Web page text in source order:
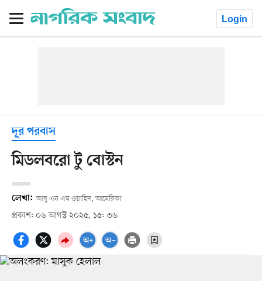
Login
দূর পরবাস
মিডলবরো টু বোস্টন
লেখা: আবু এন এম ওয়াহিদ, আমেরিকা
প্রকাশ: ০৬ আগস্ট ২০২৫, ১৫: ৩৬